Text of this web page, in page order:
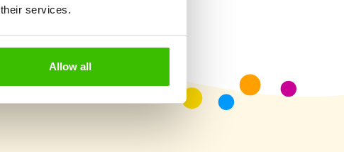
services.
Allow all